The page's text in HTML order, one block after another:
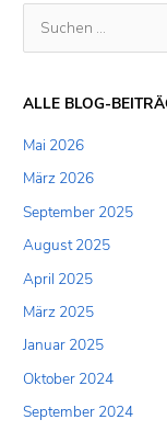
c
e
n
n
a
c
ALLE BLOG-
Mai 2026
März 2026
September 2025
August 2025
April 2025
März 2025
Januar 2025
Oktober 2024
September 2024